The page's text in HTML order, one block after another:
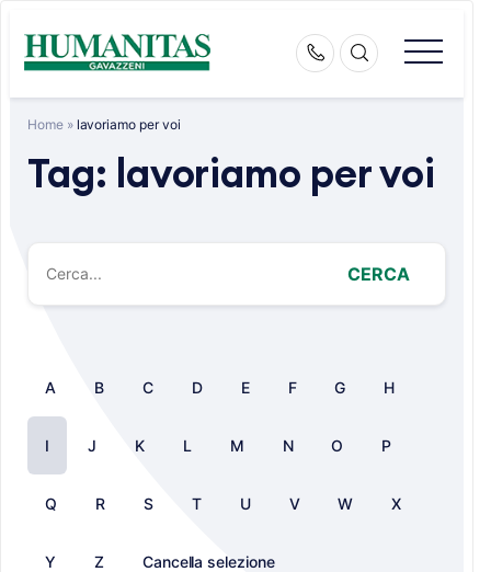
content
Home» lavoriamo per voi
Tag: lavoriamo per voi
CERCA
A B C D E F G H
I J K L M N O P
Q R S T U V W X
Y Z Cancella selezione